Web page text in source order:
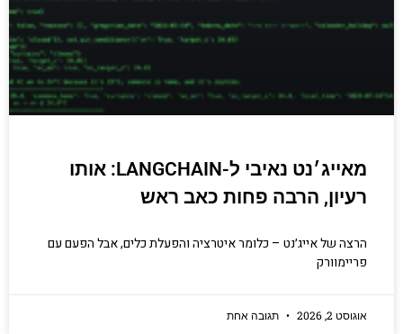
מאייג׳נט נאיבי ל-LANGCHAIN: אותו
רעיון, הרבה פחות כאב ראש
הרצה של אייג׳נט – כלומר איטרציה והפעלת כלים, אבל הפעם עם
פריימוורק
אוגוסט 2, 2026 תגובה אחת